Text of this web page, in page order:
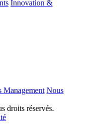
Innovation &
Management Nous
droits réservés.